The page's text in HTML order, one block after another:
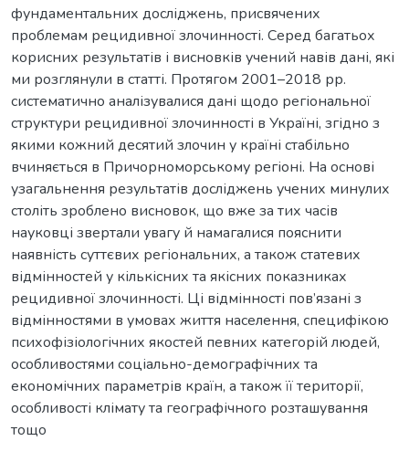
фундаментальних досліджень, присвячених
проблемам рецидивної злочинності. Серед багатьох
корисних результатів і висновків учений навів дані, які
ми розглянули в статті. Протягом 2001–2018 рр.
систематично аналізувалися дані щодо регіональної
структури рецидивної злочинності в Україні, згідно з
якими кожний десятий злочин у країні стабільно
вчиняється в Причорноморському регіоні. На основі
узагальнення результатів досліджень учених минулих
століть зроблено висновок, що вже за тих часів
науковці звертали увагу й намагалися пояснити
наявність суттєвих регіональних, а також статевих
відмінностей у кількісних та якісних показниках
рецидивної злочинності. Ці відмінності пов’язані з
відмінностями в умовах життя населення, специфікою
психофізіологічних якостей певних категорій людей,
особливостями соціально-демографічних та
економічних параметрів країн, а також її території,
особливості клімату та географічного розташування